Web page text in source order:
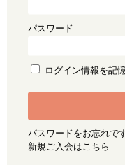
パスワード
ログイン情報を記
パスワードをお忘れで
新規ご入会はこちら